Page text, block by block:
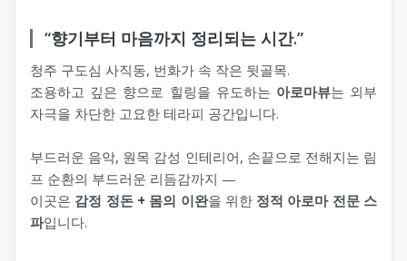
“향기부터 마음까지 정리되는 시간.”
청주 구도심 사직동, 번화가 속 작은 뒷골목.
조용하고 깊은 향으로 힐링을 유도하는 아로마뷰는 외부
자극을 차단한 고요한 테라피 공간입니다.
부드러운 음악, 원목 감성 인테리어, 손끝으로 전해지는 림
프 순환의 부드러운 리듬감까지 —
이곳은 감정 정돈 + 몸의 이완을 위한 정적 아로마 전문 스
파입니다.